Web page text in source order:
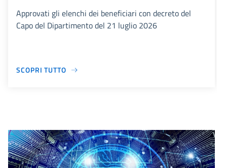
Approvati gli elenchi dei beneficiari con decreto del
Capo del Dipartimento del 21 luglio 2026
SCOPRI TUTTO